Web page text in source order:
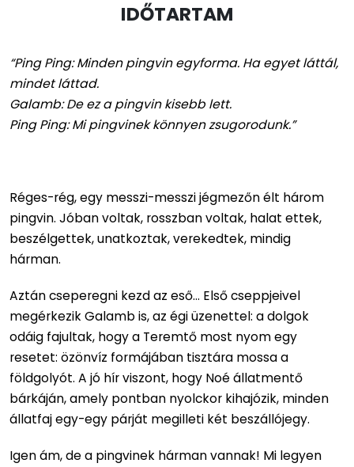
IDŐTARTAM
“Ping Ping: Minden pingvin egyforma. Ha egyet láttál,
mindet láttad.
Galamb: De ez a pingvin kisebb lett.
Ping Ping: Mi pingvinek könnyen zsugorodunk.”
Réges-rég, egy messzi-messzi jégmezőn élt három
pingvin. Jóban voltak, rosszban voltak, halat ettek,
beszélgettek, unatkoztak, verekedtek, mindig
hárman.
Aztán cseperegni kezd az eső… Első cseppjeivel
megérkezik Galamb is, az égi üzenettel: a dolgok
odáig fajultak, hogy a Teremtő most nyom egy
resetet: özönvíz formájában tisztára mossa a
földgolyót. A jó hír viszont, hogy Noé állatmentő
bárkáján, amely pontban nyolckor kihajózik, minden
állatfaj egy-egy párját megilleti két beszállójegy.
Igen ám, de a pingvinek hárman vannak! Mi legyen